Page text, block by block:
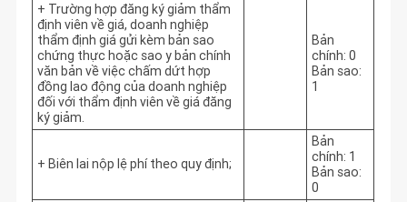
+ Trường hợp đăng ký giảm thẩm
định viên về giá, doanh nghiệp
thẩm định giá gửi kèm bản sao
chứng thực hoặc sao y bản chính
văn bản về việc chấm dứt hợp
đồng lao động của doanh nghiệp
đối với thẩm định viên về giá đăng
ký giảm.
Bản
chính: 0
Bản sao:
1
+ Biên lai nộp lệ phí theo quy định;
Bản
chính: 1
Bản sao:
0